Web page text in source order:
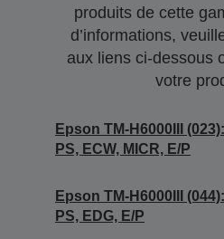
produits de cette
d’informations,
aux liens ci-dessous
votre
Epson TM-H6000III
PS, ECW, MICR, E/P
Epson TM-H6000III
PS, EDG, E/P